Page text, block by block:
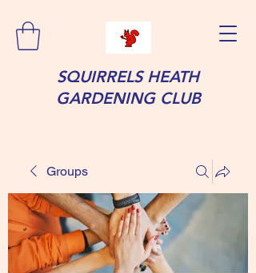
SQUIRRELS HEATH
GARDENING CLUB
Groups